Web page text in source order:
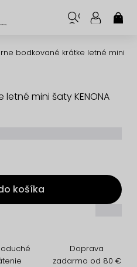
bodkované krátke letné mini
mini šaty KENONA
košíka
Doprava
zadarmo od 80 €